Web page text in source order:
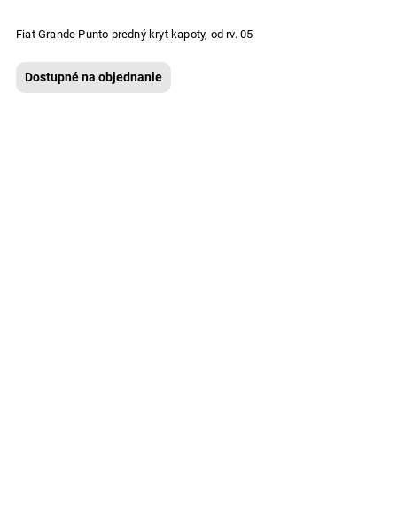
Fiat Grande Punto predný kryt kapoty, od rv. 05
Dostupné na objednanie